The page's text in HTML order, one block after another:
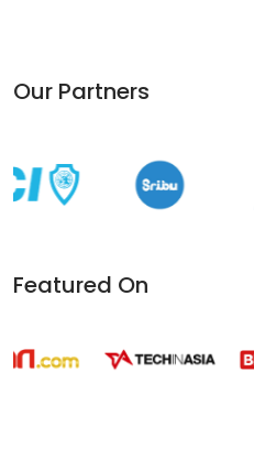
Our Partners
Featured On